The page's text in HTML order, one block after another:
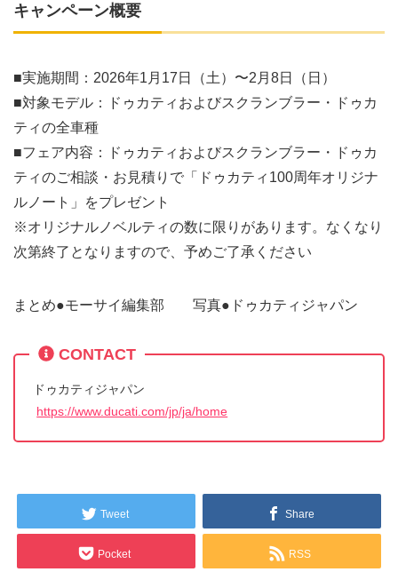
キャンペーン概要
■実施期間：2026年1月17日（土）〜2月8日（日）
■対象モデル：ドゥカティおよびスクランブラー・ドゥカ
ティの全車種
■フェア内容：ドゥカティおよびスクランブラー・ドゥカ
ティのご相談・お見積りで「ドゥカティ100周年オリジナ
ルノート」をプレゼント
※オリジナルノベルティの数に限りがあります。なくなり
次第終了となりますので、予めご了承ください
まとめ●モーサイ編集部 写真●ドゥカティジャパン
CONTACT
ドゥカティジャパン
https://www.ducati.com/jp/ja/home
Tweet Share
Pocket RSS